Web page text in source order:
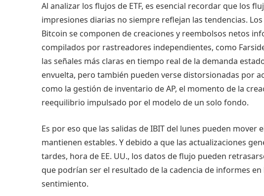
Al analizar los flujos de ETF, es esencial recordar que los
impresiones diarias no siempre reflejan las tendencias.
Bitcoin se componen de creaciones y reembolsos netos
compilados por rastreadores independientes, como
las señales más claras en tiempo real de la demanda
envuelta, pero también pueden verse distorsionadas por
como la gestión de inventario de AP, el momento de la
reequilibrio impulsado por el modelo de un solo fondo.
Es por eso que las salidas de IBIT del lunes pueden
mantienen estables. Y debido a que las actualizaciones
tardes, hora de EE. UU., los datos de flujo pueden
que podrían ser el resultado de la cadencia de informes
sentimiento.